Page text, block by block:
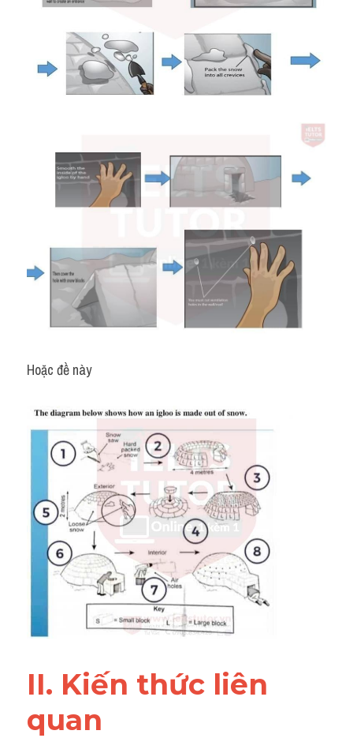
Speaking
Writing
Hoặc đề này
II. Kiến thức liên
quan